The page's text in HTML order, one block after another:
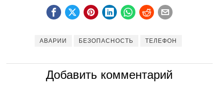
АВАРИИ БЕЗОПАСНОСТЬ ТЕЛЕФОН
Добавить комментарий